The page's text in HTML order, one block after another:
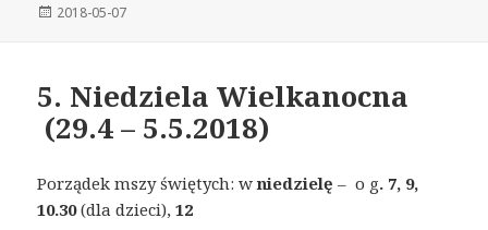
Posted
2018-05-07
5. Niedziela Wielkanocna
(29.4 – 5.5.2018)
Porządek mszy świętych: wniedzielę – o g. 7, 9,
10.30(dla dzieci),12